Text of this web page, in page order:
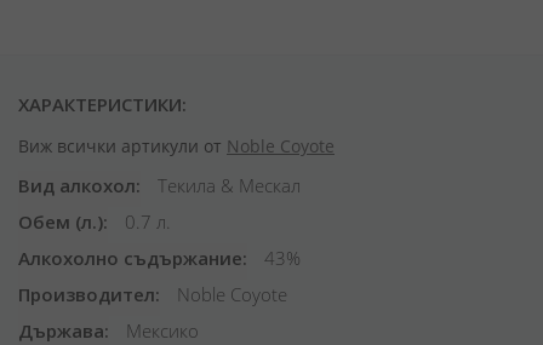
ХАРАКТЕРИСТИКИ:
Виж всички артикули от Noble Coyote
Вид алкохол
Текила & Мескал
Обем (л.)
0.7 л.
Алкохолно съдържание
43%
Производител
Noble Coyote
Държава
Мексико